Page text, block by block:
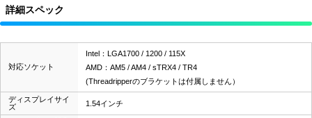
詳細スペック
対応ソケット
Intel：LGA1700 / 1200 / 115X
AMD：AM5 / AM4 / sTRX4 / TR4
(Threadripperのブラケットは付属しません）
ディスプレイサイ
ズ
1.54インチ